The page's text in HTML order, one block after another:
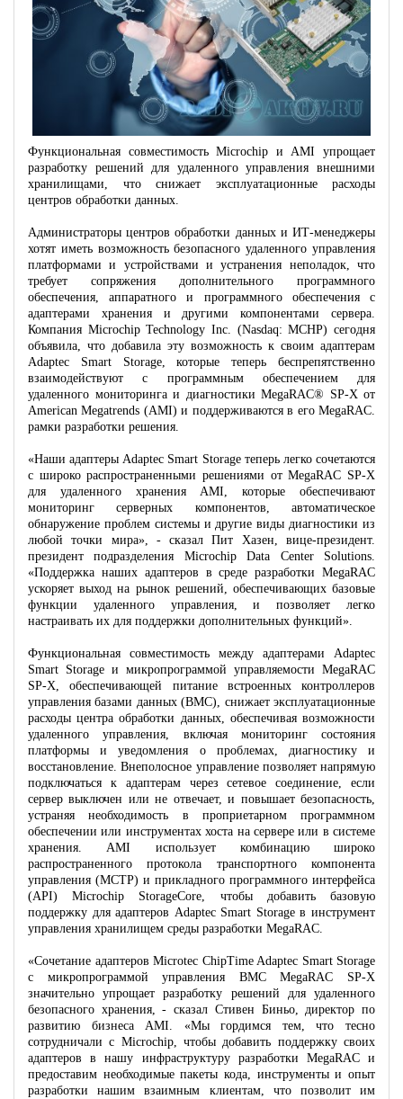
Функциональная совместимость Microchip и AMI упрощает
разработку решений для удаленного управления внешними
хранилищами, что снижает эксплуатационные расходы
центров обработки данных.
Администраторы центров обработки данных и ИТ-менеджеры
хотят иметь возможность безопасного удаленного управления
платформами и устройствами и устранения неполадок, что
требует сопряжения дополнительного программного
обеспечения, аппаратного и программного обеспечения с
адаптерами хранения и другими компонентами сервера.
Компания Microchip Technology Inc. (Nasdaq: MCHP) сегодня
объявила, что добавила эту возможность к своим адаптерам
Adaptec Smart Storage, которые теперь беспрепятственно
взаимодействуют с программным обеспечением для
удаленного мониторинга и диагностики MegaRAC® SP-X от
American Megatrends (AMI) и поддерживаются в его MegaRAC.
рамки разработки решения.
«Наши адаптеры Adaptec Smart Storage теперь легко сочетаются
с широко распространенными решениями от MegaRAC SP-X
для удаленного хранения AMI, которые обеспечивают
мониторинг серверных компонентов, автоматическое
обнаружение проблем системы и другие виды диагностики из
любой точки мира», - сказал Пит Хазен, вице-президент.
президент подразделения Microchip Data Center Solutions.
«Поддержка наших адаптеров в среде разработки MegaRAC
ускоряет выход на рынок решений, обеспечивающих базовые
функции удаленного управления, и позволяет легко
настраивать их для поддержки дополнительных функций».
Функциональная совместимость между адаптерами Adaptec
Smart Storage и микропрограммой управляемости MegaRAC
SP-X, обеспечивающей питание встроенных контроллеров
управления базами данных (BMC), снижает эксплуатационные
расходы центра обработки данных, обеспечивая возможности
удаленного управления, включая мониторинг состояния
платформы и уведомления о проблемах, диагностику и
восстановление. Внеполосное управление позволяет напрямую
подключаться к адаптерам через сетевое соединение, если
сервер выключен или не отвечает, и повышает безопасность,
устраняя необходимость в проприетарном программном
обеспечении или инструментах хоста на сервере или в системе
хранения. AMI использует комбинацию широко
распространенного протокола транспортного компонента
управления (MCTP) и прикладного программного интерфейса
(API) Microchip StorageCore, чтобы добавить базовую
поддержку для адаптеров Adaptec Smart Storage в инструмент
управления хранилищем среды разработки MegaRAC.
«Сочетание адаптеров Microtec ChipTime Adaptec Smart Storage
с микропрограммой управления BMC MegaRAC SP-X
значительно упрощает разработку решений для удаленного
безопасного хранения, - сказал Стивен Биньо, директор по
развитию бизнеса AMI. «Мы гордимся тем, что тесно
сотрудничали с Microchip, чтобы добавить поддержку своих
адаптеров в нашу инфраструктуру разработки MegaRAC и
предоставим необходимые пакеты кода, инструменты и опыт
разработки нашим взаимным клиентам, что позволит им